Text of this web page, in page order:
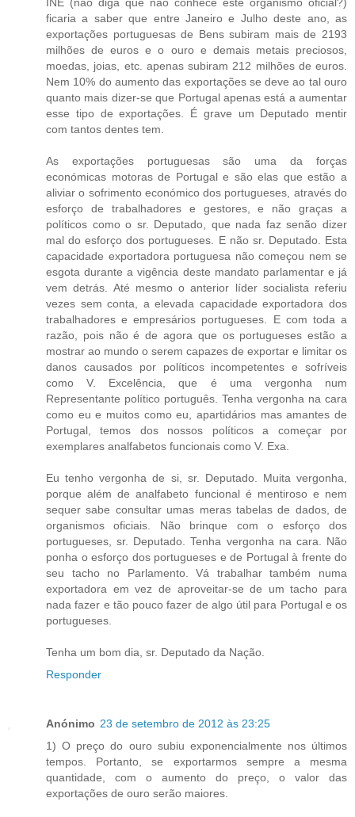
ficaria a saber que entre Janeiro e Julho deste ano, as
exportações portuguesas de Bens subiram mais de 2193
milhões de euros e o ouro e demais metais preciosos,
moedas, joias, etc. apenas subiram 212 milhões de euros.
Nem 10% do aumento das exportações se deve ao tal ouro
quanto mais dizer-se que Portugal apenas está a aumentar
esse tipo de exportações. É grave um Deputado mentir
com tantos dentes tem.
As exportações portuguesas são uma da forças
económicas motoras de Portugal e são elas que estão a
aliviar o sofrimento económico dos portugueses, através do
esforço de trabalhadores e gestores, e não graças a
políticos como o sr. Deputado, que nada faz senão dizer
mal do esforço dos portugueses. E não sr. Deputado. Esta
capacidade exportadora portuguesa não começou nem se
esgota durante a vigência deste mandato parlamentar e já
vem detrás. Até mesmo o anterior líder socialista referiu
vezes sem conta, a elevada capacidade exportadora dos
trabalhadores e empresários portugueses. E com toda a
razão, pois não é de agora que os portugueses estão a
mostrar ao mundo o serem capazes de exportar e limitar os
danos causados por políticos incompetentes e sofríveis
como V. Excelência, que é uma vergonha num
Representante político português. Tenha vergonha na cara
como eu e muitos como eu, apartidários mas amantes de
Portugal, temos dos nossos políticos a começar por
exemplares analfabetos funcionais como V. Exa.
Eu tenho vergonha de si, sr. Deputado. Muita vergonha,
porque além de analfabeto funcional é mentiroso e nem
sequer sabe consultar umas meras tabelas de dados, de
organismos oficiais. Não brinque com o esforço dos
portugueses, sr. Deputado. Tenha vergonha na cara. Não
ponha o esforço dos portugueses e de Portugal à frente do
seu tacho no Parlamento. Vá trabalhar também numa
exportadora em vez de aproveitar-se de um tacho para
nada fazer e tão pouco fazer de algo útil para Portugal e os
portugueses.
Tenha um bom dia, sr. Deputado da Nação.
Responder
Anónimo 23 de setembro de 2012 às 23:25
1) O preço do ouro subiu exponencialmente nos últimos
tempos. Portanto, se exportarmos sempre a mesma
quantidade, com o aumento do preço, o valor das
exportações de ouro serão maiores.